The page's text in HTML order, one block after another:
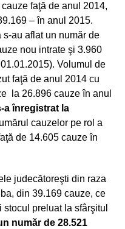
faţă de anul 2014,
– în anul 2015.
au aflat un număr de
nou intrate şi 3.960
Volumul de
faţă de anul 2014 cu
la 26.896 cauze în anul
a înregistrat la
cauzelor pe rol a
de 14.605 cauze în
judecătoreşti din raza
din 39.169 cauze, ce
preluat la sfârşitul
număr de 28.521